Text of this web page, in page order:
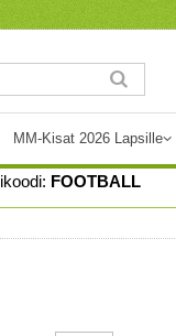
MM-Kisat 2026 Lapsille
FOOTBALL